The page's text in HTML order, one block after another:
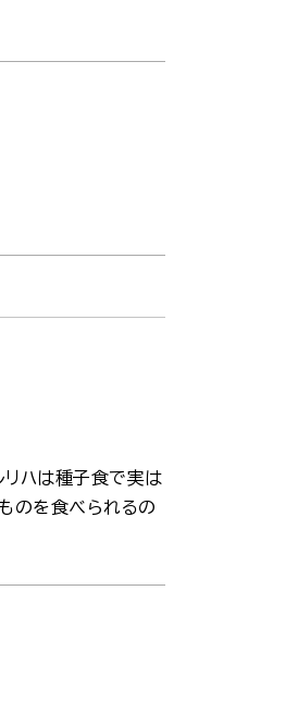
リハは種子食で実は
のを食べられるの